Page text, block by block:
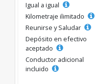
Igual a igual
Kilometraje ilimitado
Reunirse y Saludar
Depósito en efectivo
aceptado
Conductor adicional
incluido